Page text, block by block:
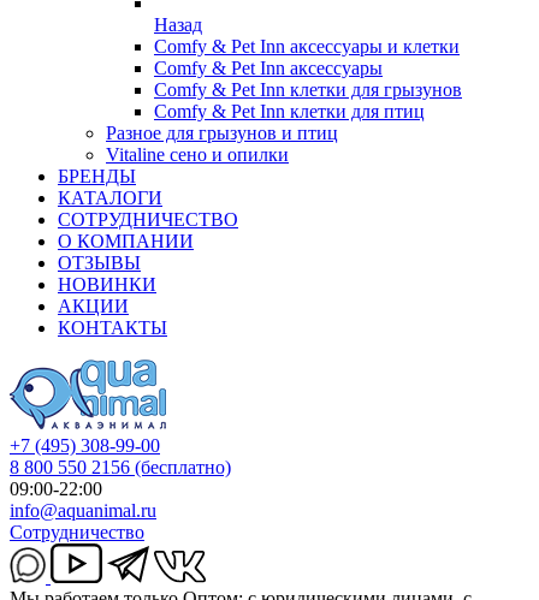
Назад
Comfy & Pet Inn аксессуары и клетки
Comfy & Pet Inn аксессуары
Comfy & Pet Inn клетки для грызунов
Comfy & Pet Inn клетки для птиц
Разное для грызунов и птиц
Vitaline сено и опилки
БРЕНДЫ
КАТАЛОГИ
СОТРУДНИЧЕСТВО
О КОМПАНИИ
ОТЗЫВЫ
НОВИНКИ
АКЦИИ
КОНТАКТЫ
+7 (495) 308-99-00
8 800 550 2156 (бесплатно)
09:00-22:00
info@aquanimal.ru
Сотрудничество